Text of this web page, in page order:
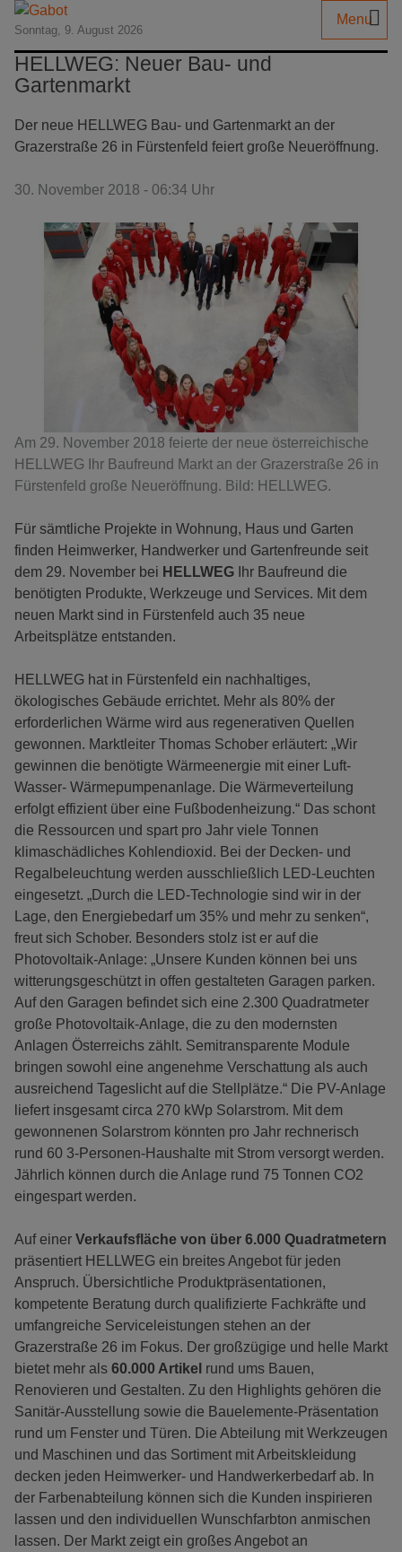
Sonntag, 9. August 2026
Menu
HELLWEG: Neuer Bau- und
Gartenmarkt
Der neue HELLWEG Bau- und Gartenmarkt an der
Grazerstraße 26 in Fürstenfeld feiert große Neueröffnung.
30. November 2018 - 06:34 Uhr
Am 29. November 2018 feierte der neue österreichische
HELLWEG Ihr Baufreund Markt an der Grazerstraße 26 in
Fürstenfeld große Neueröffnung. Bild: HELLWEG.
Für sämtliche Projekte in Wohnung, Haus und Garten
finden Heimwerker, Handwerker und Gartenfreunde seit
dem 29. November bei HELLWEG Ihr Baufreund die
benötigten Produkte, Werkzeuge und Services. Mit dem
neuen Markt sind in Fürstenfeld auch 35 neue
Arbeitsplätze entstanden.
HELLWEG hat in Fürstenfeld ein nachhaltiges,
ökologisches Gebäude errichtet. Mehr als 80% der
erforderlichen Wärme wird aus regenerativen Quellen
gewonnen. Marktleiter Thomas Schober erläutert: „Wir
gewinnen die benötigte Wärmeenergie mit einer Luft-
Wasser- Wärmepumpenanlage. Die Wärmeverteilung
erfolgt effizient über eine Fußbodenheizung.“ Das schont
die Ressourcen und spart pro Jahr viele Tonnen
klimaschädliches Kohlendioxid. Bei der Decken- und
Regalbeleuchtung werden ausschließlich LED-Leuchten
eingesetzt. „Durch die LED-Technologie sind wir in der
Lage, den Energiebedarf um 35% und mehr zu senken“,
freut sich Schober. Besonders stolz ist er auf die
Photovoltaik-Anlage: „Unsere Kunden können bei uns
witterungsgeschützt in offen gestalteten Garagen parken.
Auf den Garagen befindet sich eine 2.300 Quadratmeter
große Photovoltaik-Anlage, die zu den modernsten
Anlagen Österreichs zählt. Semitransparente Module
bringen sowohl eine angenehme Verschattung als auch
ausreichend Tageslicht auf die Stellplätze.“ Die PV-Anlage
liefert insgesamt circa 270 kWp Solarstrom. Mit dem
gewonnenen Solarstrom könnten pro Jahr rechnerisch
rund 60 3-Personen-Haushalte mit Strom versorgt werden.
Jährlich können durch die Anlage rund 75 Tonnen CO2
eingespart werden.
Auf einer Verkaufsfläche von über 6.000 Quadratmetern
präsentiert HELLWEG ein breites Angebot für jeden
Anspruch. Übersichtliche Produktpräsentationen,
kompetente Beratung durch qualifizierte Fachkräfte und
umfangreiche Serviceleistungen stehen an der
Grazerstraße 26 im Fokus. Der großzügige und helle Markt
bietet mehr als 60.000 Artikel rund ums Bauen,
Renovieren und Gestalten. Zu den Highlights gehören die
Sanitär-Ausstellung sowie die Bauelemente-Präsentation
rund um Fenster und Türen. Die Abteilung mit Werkzeugen
und Maschinen und das Sortiment mit Arbeitskleidung
decken jeden Heimwerker- und Handwerkerbedarf ab. In
der Farbenabteilung können sich die Kunden inspirieren
lassen und den individuellen Wunschfarbton anmischen
lassen. Der Markt zeigt ein großes Angebot an